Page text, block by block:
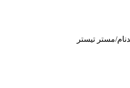
مستر تیستر